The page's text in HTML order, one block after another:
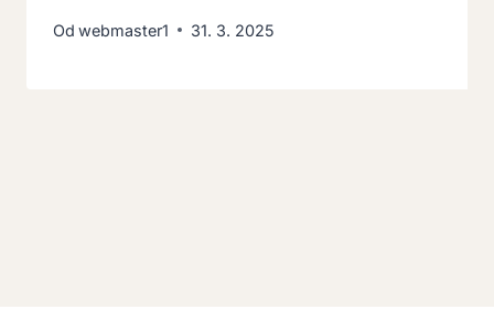
Od webmaster1 31. 3. 2025